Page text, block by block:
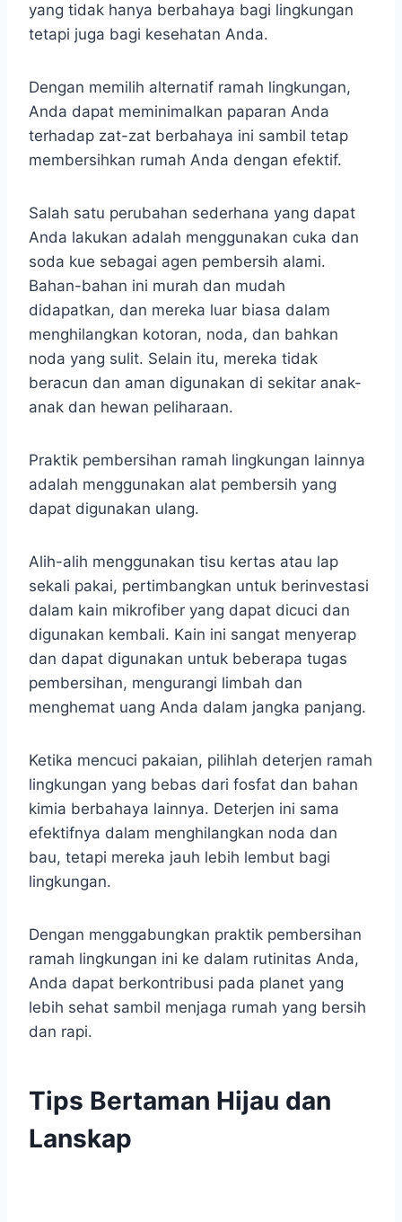
yang tidak hanya berbahaya bagi lingkungan
tetapi juga bagi kesehatan Anda.
Dengan memilih alternatif ramah lingkungan,
Anda dapat meminimalkan paparan Anda
terhadap zat-zat berbahaya ini sambil tetap
membersihkan rumah Anda dengan efektif.
Salah satu perubahan sederhana yang dapat
Anda lakukan adalah menggunakan cuka dan
soda kue sebagai agen pembersih alami.
Bahan-bahan ini murah dan mudah
didapatkan, dan mereka luar biasa dalam
menghilangkan kotoran, noda, dan bahkan
noda yang sulit. Selain itu, mereka tidak
beracun dan aman digunakan di sekitar anak-
anak dan hewan peliharaan.
Praktik pembersihan ramah lingkungan lainnya
adalah menggunakan alat pembersih yang
dapat digunakan ulang.
Alih-alih menggunakan tisu kertas atau lap
sekali pakai, pertimbangkan untuk berinvestasi
dalam kain mikrofiber yang dapat dicuci dan
digunakan kembali. Kain ini sangat menyerap
dan dapat digunakan untuk beberapa tugas
pembersihan, mengurangi limbah dan
menghemat uang Anda dalam jangka panjang.
Ketika mencuci pakaian, pilihlah deterjen ramah
lingkungan yang bebas dari fosfat dan bahan
kimia berbahaya lainnya. Deterjen ini sama
efektifnya dalam menghilangkan noda dan
bau, tetapi mereka jauh lebih lembut bagi
lingkungan.
Dengan menggabungkan praktik pembersihan
ramah lingkungan ini ke dalam rutinitas Anda,
Anda dapat berkontribusi pada planet yang
lebih sehat sambil menjaga rumah yang bersih
dan rapi.
Tips Bertaman Hijau dan
Lanskap